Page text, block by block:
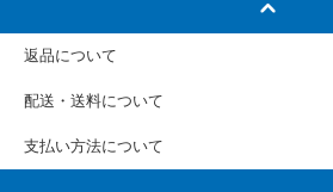
返品について
配送・送料について
支払い方法について